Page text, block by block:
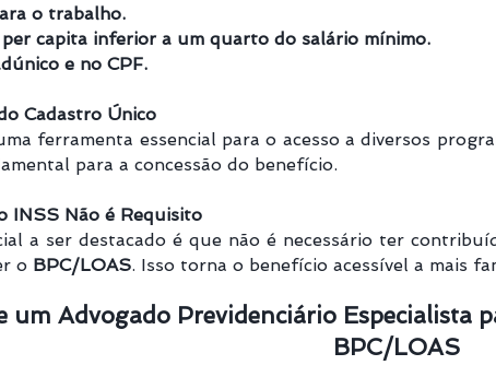
o trabalho.
capita inferior a um quarto do salário mínimo.
e no CPF.
Cadastro Único
ferramenta essencial para o acesso a diversos
para a concessão do benefício.
INSS Não é Requisito
a ser destacado é que não é necessário ter
o BPC/LOAS. Isso torna o benefício acessível a mais
um Advogado Previdenciário Especialista
BPC/LOAS